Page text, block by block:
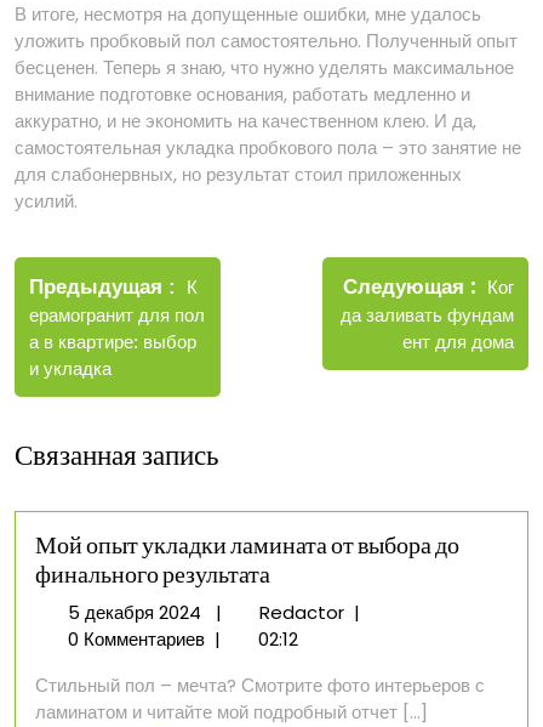
В итоге, несмотря на допущенные ошибки, мне удалось
уложить пробковый пол самостоятельно. Полученный опыт
бесценен. Теперь я знаю, что нужно уделять максимальное
внимание подготовке основания, работать медленно и
аккуратно, и не экономить на качественном клею. И да,
самостоятельная укладка пробкового пола – это занятие не
для слабонервных, но результат стоил приложенных
усилий.
Навигация
по
записям
Предыдущая
Старые
записи
К
ерамогранит для пол
а в квартире: выбор
и укладка
Следующая
Новые
записи
Ког
да заливать фундам
ент для дома
Связанная запись
Мой опыт укладки ламината от выбора до
финального результата
5 декабря 20245
декабря
| RedactorМой
ламината
от
|
0 Комментариев |
02:12
Стильный пол – мечта? Смотрите фото интерьеров с
ламинатом и читайте мой подробный отчет [...]